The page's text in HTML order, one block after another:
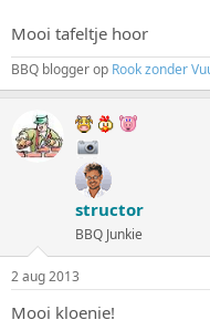
Mooi tafeltje hoor
BBQ blogger op Rook zonder
structor
BBQ Junkie
2 aug 2013
Mooi kloenie!